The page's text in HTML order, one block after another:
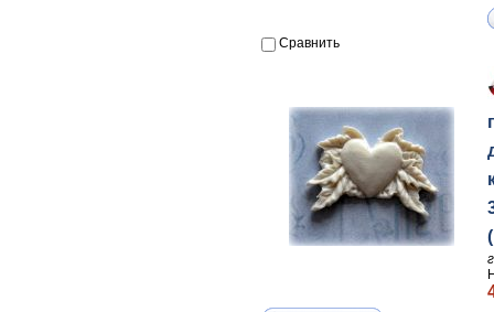
Сравнить